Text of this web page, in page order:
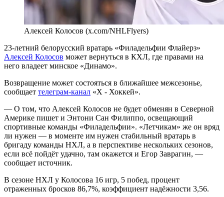
Алексей Колосов (x.com/NHLFlyers)
23-летний белорусский вратарь «Филадельфии Флайерз»
Алексей Колосов может вернуться в КХЛ, где правами на
него владеет минское «Динамо».
Возвращение может состояться в ближайшее межсезонье,
сообщает телеграм-канал «Х - Хоккей».
— О том, что Алексей Колосов не будет обменян в Северной
Америке пишет и Энтони Сан Филиппо, освещающий
спортивные команды «Филадельфии». «Летчикам» же он вряд
ли нужен — в моменте им нужен стабильный вратарь в
бригаду команды НХЛ, а в перспективе нескольких сезонов,
если всё пойдёт удачно, там окажется и Егор Заврагин, —
сообщает источник.
В сезоне НХЛ у Колосова 16 игр, 5 побед, процент
отраженных бросков 86,7%, коэффициент надёжности 3,56.